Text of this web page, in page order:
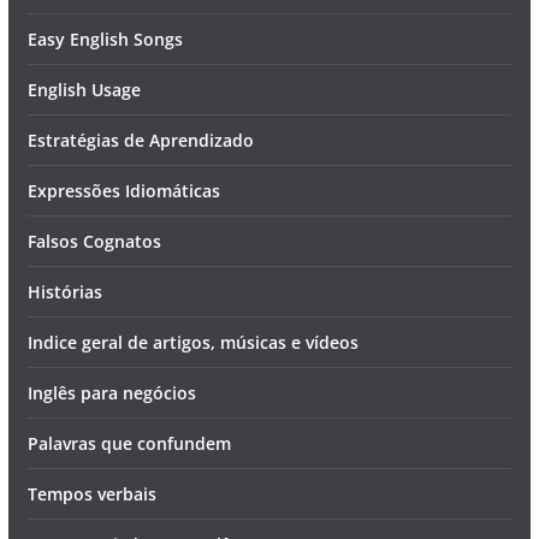
Easy English Songs
English Usage
Estratégias de Aprendizado
Expressões Idiomáticas
Falsos Cognatos
Histórias
Indice geral de artigos, músicas e vídeos
Inglês para negócios
Palavras que confundem
Tempos verbais